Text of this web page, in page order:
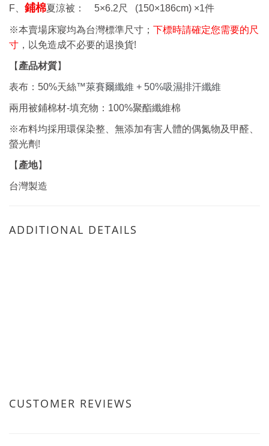
F、 鋪棉夏涼被： 5×6.2尺 (150×186cm) ×1件
※本賣場床寢均為台灣標準尺寸； 下標時請確定您需要的尺
寸 ，以免造成不必要的退換貨!
【 產品材質】
表布：50%天絲™萊賽爾纖維 + 50%吸濕排汗纖維
兩用被鋪棉材-填充物：100%聚酯纖維棉
※布料均採用環保染整、無添加有害人體的偶氮物及甲醛、
螢光劑 !
【 產地】
台灣製造
ADDITIONAL DETAILS
CUSTOMER REVIEWS